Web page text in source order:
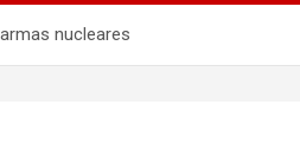
nucleares